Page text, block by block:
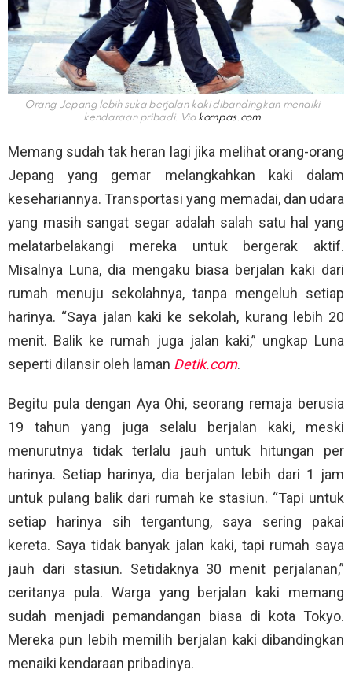
Orang Jepang lebih suka berjalan kaki dibandingkan menaiki
kendaraan pribadi. Via kompas.com
Memang sudah tak heran lagi jika melihat orang-orang
Jepang yang gemar melangkahkan kaki dalam
kesehariannya. Transportasi yang memadai, dan udara
yang masih sangat segar adalah salah satu hal yang
melatarbelakangi mereka untuk bergerak aktif.
Misalnya Luna, dia mengaku biasa berjalan kaki dari
rumah menuju sekolahnya, tanpa mengeluh setiap
harinya. “Saya jalan kaki ke sekolah, kurang lebih 20
menit. Balik ke rumah juga jalan kaki,” ungkap Luna
seperti dilansir oleh laman Detik.com.
Begitu pula dengan Aya Ohi, seorang remaja berusia
19 tahun yang juga selalu berjalan kaki, meski
menurutnya tidak terlalu jauh untuk hitungan per
harinya. Setiap harinya, dia berjalan lebih dari 1 jam
untuk pulang balik dari rumah ke stasiun. “Tapi untuk
setiap harinya sih tergantung, saya sering pakai
kereta. Saya tidak banyak jalan kaki, tapi rumah saya
jauh dari stasiun. Setidaknya 30 menit perjalanan,”
ceritanya pula. Warga yang berjalan kaki memang
sudah menjadi pemandangan biasa di kota Tokyo.
Mereka pun lebih memilih berjalan kaki dibandingkan
menaiki kendaraan pribadinya.